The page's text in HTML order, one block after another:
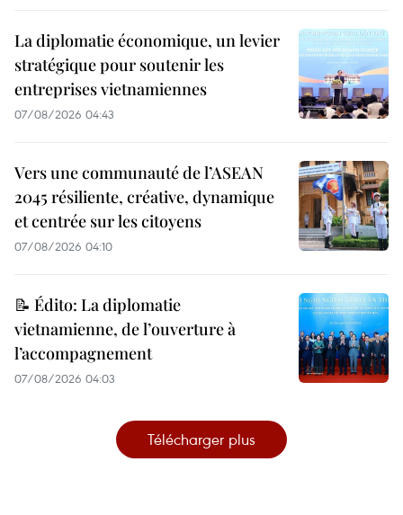
La diplomatie économique, un levier
stratégique pour soutenir les
entreprises vietnamiennes
07/08/2026 04:43
Vers une communauté de l’ASEAN
2045 résiliente, créative, dynamique
et centrée sur les citoyens
07/08/2026 04:10
📝 Édito: La diplomatie
vietnamienne, de l’ouverture à
l’accompagnement
07/08/2026 04:03
Télécharger plus